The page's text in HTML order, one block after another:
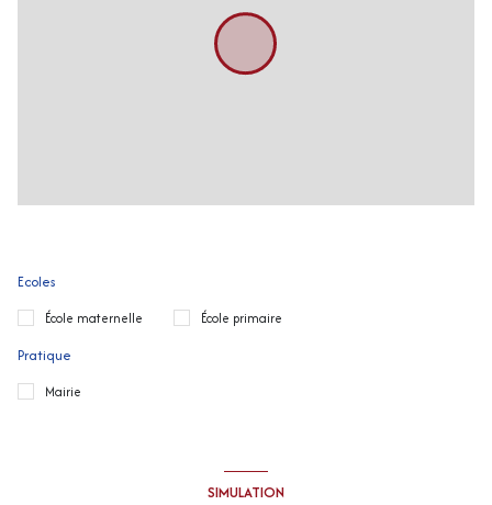
Ecoles
École maternelle École primaire
Pratique
Mairie
SIMULATION